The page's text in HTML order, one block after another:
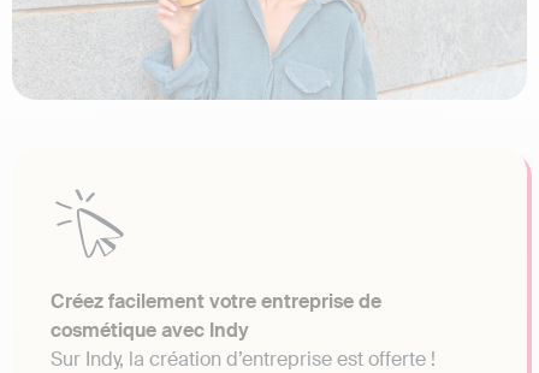
Créez facilement votre entreprise de
cosmétique avec Indy
Sur Indy, la création d’entreprise est offerte !